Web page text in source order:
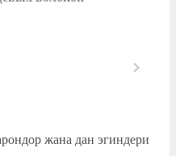
жана дан эгиндери